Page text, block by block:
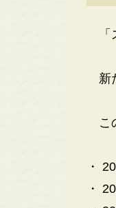
「
新
こ
・
・